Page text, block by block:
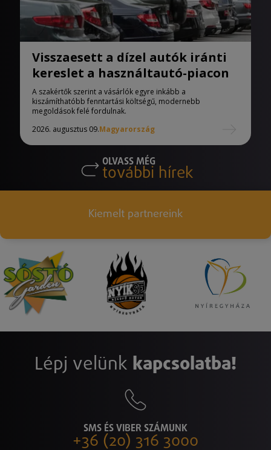
Visszaesett a dízel autók iránti
kereslet a használtautó-piacon
A szakértők szerint a vásárlók egyre inkább a
kiszámíthatóbb fenntartási költségű, modernebb
megoldások felé fordulnak.
2026. augusztus 09.Magyarország
OLVASS MÉG
további hírek
Kiemelt partnereink
Lépj velünk kapcsolatba!
SMS ÉS VIBER SZÁMUNK
+36 (20) 316 3000